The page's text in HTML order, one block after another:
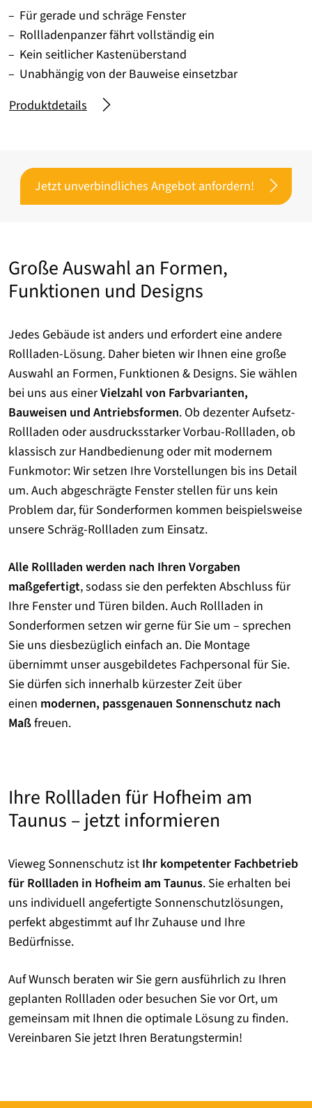
Für gerade und schräge Fenster
Rollladenpanzer fährt vollständig ein
Kein seitlicher Kastenüberstand
Unabhängig von der Bauweise einsetzbar
Produktdetails
Jetzt unverbindliches Angebot anfordern!
Große Auswahl an Formen,
Funktionen und Designs
Jedes Gebäude ist anders und erfordert eine andere
Rollladen-Lösung. Daher bieten wir Ihnen eine große
Auswahl an Formen, Funktionen & Designs. Sie wählen
bei uns aus einerVielzahl von Farbvarianten,
Bauweisen und Antriebsformen. Ob dezenter Aufsetz-
Rollladen oder ausdrucksstarker Vorbau-Rollladen, ob
klassisch zur Handbedienung oder mit modernem
Funkmotor: Wir setzen Ihre Vorstellungen bis ins Detail
um. Auch abgeschrägte Fenster stellen für uns kein
Problem dar, für Sonderformen kommen beispielsweise
unsere Schräg-Rollladen zum Einsatz.
Alle Rollladen werden nach Ihren Vorgaben
maßgefertigt, sodass sie den perfekten Abschluss für
Ihre Fenster und Türen bilden. Auch Rollladen in
Sonderformen setzen wir gerne für Sie um – sprechen
Sie uns diesbezüglich einfach an. Die Montage
übernimmt unser ausgebildetes Fachpersonal für Sie.
Sie dürfen sich innerhalb kürzester Zeit über
einen modernen, passgenauen Sonnenschutz nach
Maßfreuen.
Ihre Rollladen für Hofheim am
Taunus – jetzt informieren
Vieweg Sonnenschutz ist Ihr kompetenter Fachbetrieb
für Rollladen in Hofheim am Taunus. Sie erhalten bei
uns individuell angefertigte Sonnenschutzlösungen,
perfekt abgestimmt auf Ihr Zuhause und Ihre
Bedürfnisse.
Auf Wunsch beraten wir Sie gern ausführlich zu Ihren
geplanten Rollladen oder besuchen Sie vor Ort, um
gemeinsam mit Ihnen die optimale Lösung zu finden.
Vereinbaren Sie jetzt Ihren Beratungstermin!